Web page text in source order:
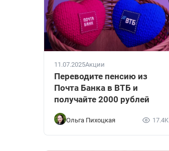
11.07.2025Акции
Переводите пенсию из
Почта Банка в ВТБ и
получайте 2000 рублей
Ольга Пихоцкая 17.4K